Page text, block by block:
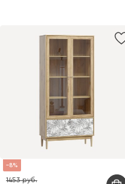
8
1453